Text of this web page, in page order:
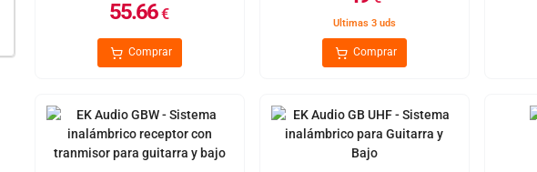
55.66€
Comprar
Ultimas 3 uds
Comprar